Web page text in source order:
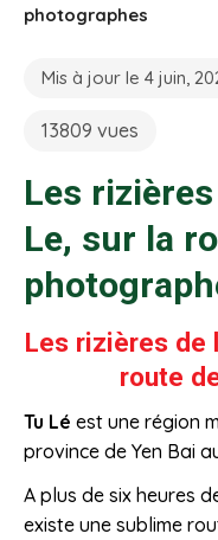
photographes
Mis à jour le 4 juin,
13809 vues
Les
Le, sur la
Les rizières de
route
Tu Lé est une région
province de Yen Bai
A plus de six heures
existe une sublime